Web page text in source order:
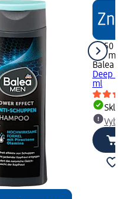
27,50 Kč
300 ml
Balea
Deep
ml